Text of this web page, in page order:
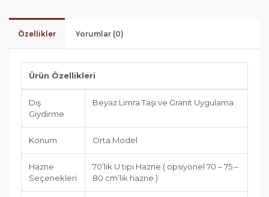
Özellikler Yorumlar (0)
Ürün Özellikleri
Dış
Giydirme
Beyaz Limra Taşı ve Granit Uygulama
Konum Orta Model
Hazne
Seçenekleri
70’lik U tipi Hazne ( opsiyonel 70 – 75 –
80 cm’lik hazne )